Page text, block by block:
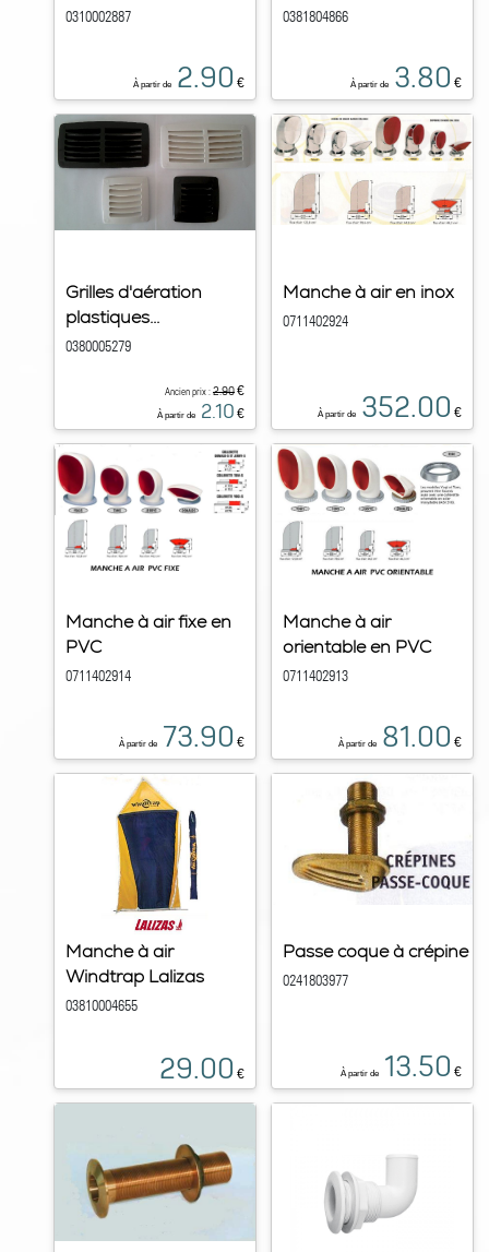
0310002887
À partir de 2.90 €
0381804866
À partir de 3.80 €
Grilles d'aération
plastiques...
0380005279
Ancien prix : 2.90€
À partir de 2.10 €
Manche à air en inox
0711402924
À partir de 352.00 €
Manche à air fixe en
PVC
0711402914
À partir de 73.90 €
Manche à air
orientable en PVC
0711402913
À partir de 81.00 €
Manche à air
Windtrap Lalizas
03810004655
29.00 €
Passe coque à crépine
0241803977
À partir de 13.50 €